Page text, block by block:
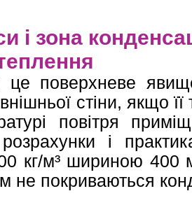
і зона
це поверхневе
стіни, якщо
повітря
і
кг/м³ шириною 400
не покриваються